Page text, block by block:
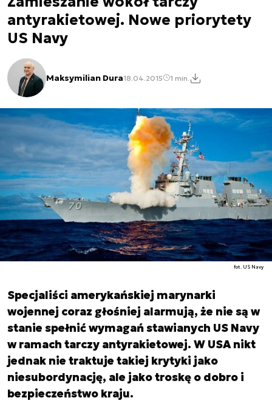
antyrakietowej. Nowe priorytety
US Navy
Maksymilian Dura18.04.2015 1 min.
fot. US Navy
Specjaliści amerykańskiej marynarki
wojennej coraz głośniej alarmują, że nie są w
stanie spełnić wymagań stawianych US Navy
w ramach tarczy antyrakietowej. W USA nikt
jednak nie traktuje takiej krytyki jako
niesubordynację, ale jako troskę o dobro i
bezpieczeństwo kraju.